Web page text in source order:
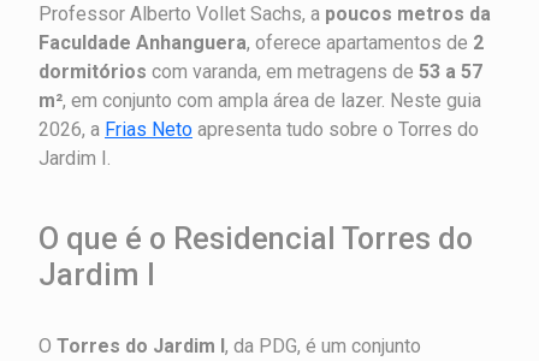
Professor Alberto Vollet Sachs, a poucos metros da
Faculdade Anhanguera, oferece apartamentos de 2
dormitórios com varanda, em metragens de 53 a 57
m², em conjunto com ampla área de lazer. Neste guia
2026, a Frias Neto apresenta tudo sobre o Torres do
Jardim I.
O que é o Residencial Torres do
Jardim I
O Torres do Jardim I, da PDG, é um conjunto